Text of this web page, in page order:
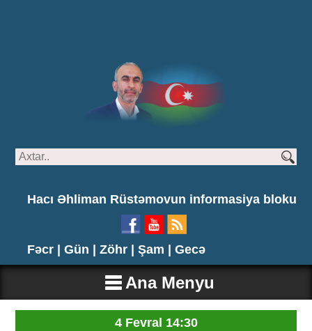
Hacı Əhliman Rüstəmovun informasiya bloku
Fəcr | Gün | Zöhr | Şam | Gecə
Ana Menyu
4 Fevral 14:30